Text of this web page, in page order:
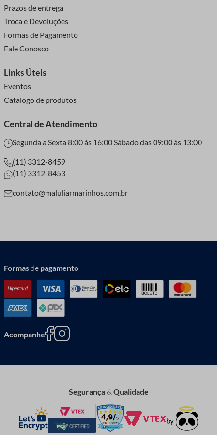
modernidade que você precisa.
Maluli com você!
Prazos de entrega
Troca e Devoluções
Formas de Pagamento
Fale Conosco
Links Úteis
Eventos
Catalogo de produtos
Central de Atendimento
Segunda a Sexta 8:00 às 16:00 Sábado das 09:00 às 13:00
(11) 3312-8459
(11) 3312-8453
contato@maluliarmarinhos.com.br
Formasde pagamento
Acompanhe
Segurança&Qualidade